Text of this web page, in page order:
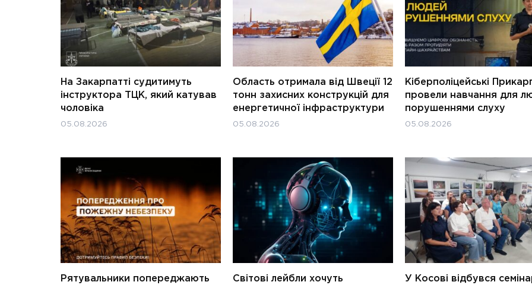
На Закарпатті судитимуть
інструктора ТЦК, який катував
чоловіка
05.08.2026
Область отримала від Швеції 12
тонн захисних конструкцій для
енергетичної інфраструктури
05.08.2026
Кіберполіцейські
провели навчання для
порушеннями слуху
05.08.2026
Рятувальники попереджають
Світові лейбли хочуть
У Косові відбувся